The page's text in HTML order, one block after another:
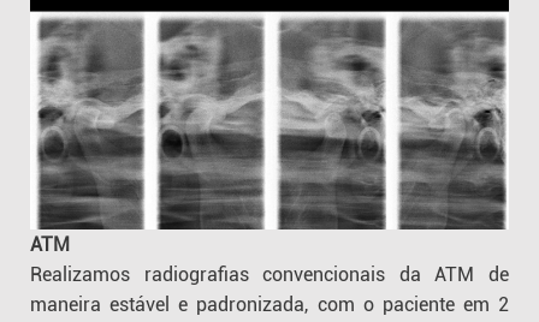
ATM
Realizamos radiografias convencionais da ATM de
maneira estável e padronizada, com o paciente em 2